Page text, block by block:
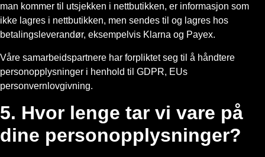
man kommer til utsjekken i nettbutikken, er informasjon som
ikke lagres i nettbutikken, men sendes til og lagres hos
betalingsleverandør, eksempelvis Klarna og Payex.
Våre samarbeidspartnere har forpliktet seg til å håndtere
personopplysninger i henhold til GDPR, EUs
personvernlovgivning.
5. Hvor lenge tar vi vare på
dine personopplysninger?